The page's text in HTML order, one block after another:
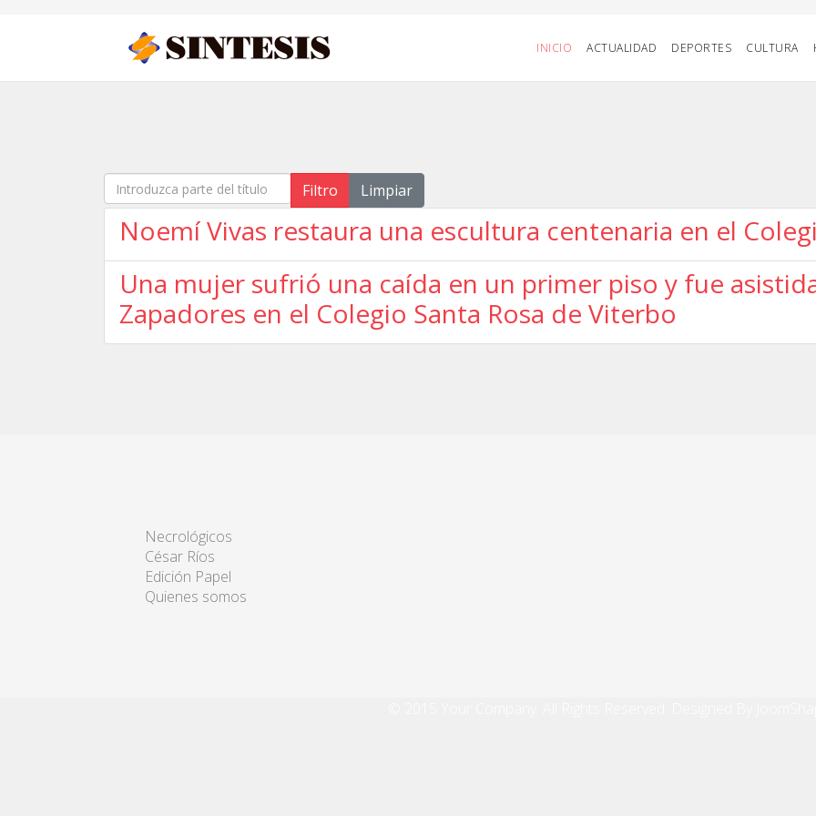
INICIO ACTUALIDAD DEPORTES CULTURA
Introduzca parte del título Filtro Limpiar
Noemí Vivas restaura una escultura centenaria en el
Una mujer sufrió una caída en un primer piso y fue
Zapadores en el Colegio Santa Rosa de Viterbo
Necrológicos
César Ríos
Edición Papel
Quienes somos